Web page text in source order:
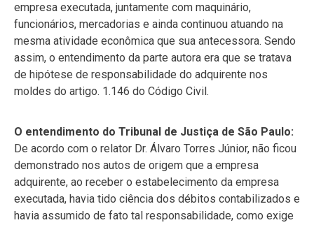
empresa executada, juntamente com maquinário,
funcionários, mercadorias e ainda continuou atuando na
mesma atividade econômica que sua antecessora. Sendo
assim, o entendimento da parte autora era que se tratava
de hipótese de responsabilidade do adquirente nos
moldes do artigo. 1.146 do Código Civil.
O entendimento do Tribunal de Justiça de São Paulo:
De acordo com o relator Dr. Álvaro Torres Júnior, não ficou
demonstrado nos autos de origem que a empresa
adquirente, ao receber o estabelecimento da empresa
executada, havia tido ciência dos débitos contabilizados e
havia assumido de fato tal responsabilidade, como exige